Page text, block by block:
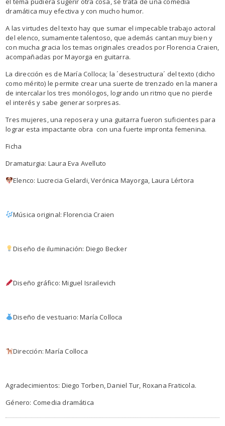
dramática muy efectiva y con mucho humor.
A las virtudes del texto hay que sumar el impecable trabajo actoral
del elenco, sumamente talentoso, que además cantan muy bien y
con mucha gracia los temas originales creados por Florencia Craien,
acompañadas por Mayorga en guitarra.
La dirección es de María Colloca; la ´desestructura´ del texto (dicho
como mérito) le permite crear una suerte de trenzado en la manera
de intercalar los tres monólogos, logrando un ritmo que no pierde
el interés y sabe generar sorpresas.
Tres mujeres, una reposera y una guitarra fueron suficientes para
lograr esta impactante obra con una fuerte impronta femenina.
Ficha
Dramaturgia: Laura Eva Avelluto
Elenco: Lucrecia Gelardi, Verónica Mayorga, Laura Lértora
Música original: Florencia Craien
Diseño de iluminación: Diego Becker
Diseño gráfico: Miguel Israilevich
Diseño de vestuario: María Colloca
Dirección: María Colloca
Agradecimientos: Diego Torben, Daniel Tur, Roxana Fraticola.
Género: Comedia dramática